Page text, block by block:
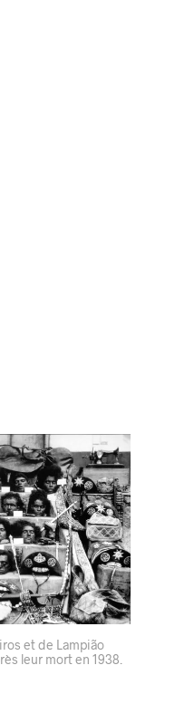
et de Lampião
leur mort en 1938.